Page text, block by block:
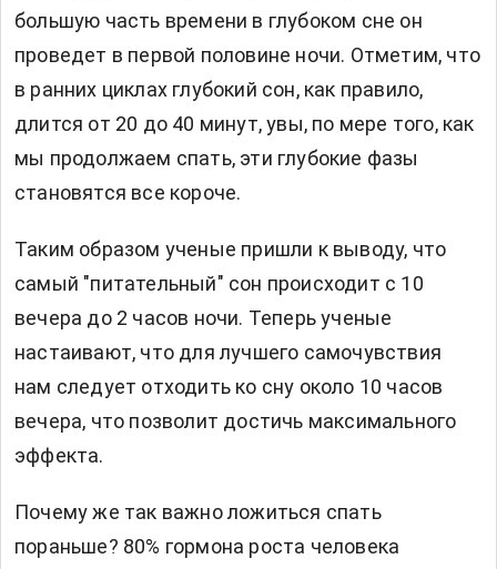
большую часть времени в глубоком сне он
проведет в первой половине ночи. Отметим, что
в ранних циклах глубокий сон, как правило,
длится от 20 до 40 минут, увы, по мере того, как
мы продолжаем спать, эти глубокие фазы
становятся все короче.
Таким образом ученые пришли к выводу, что
самый "питательный" сон происходит с 10
вечера до 2 часов ночи. Теперь ученые
настаивают, что для лучшего самочувствия
нам следует отходить ко сну около 10 часов
вечера, что позволит достичь максимального
эффекта.
Почему же так важно ложиться спать
пораньше? 80% гормона роста человека